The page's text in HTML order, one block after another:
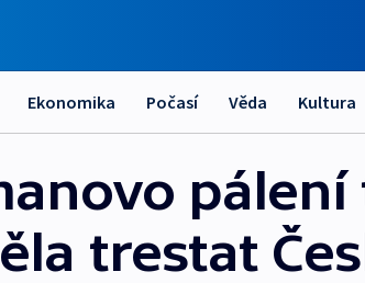
Ekonomika Počasí Věda Kultura
trestat